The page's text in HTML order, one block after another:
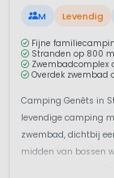
M Levendig
Fijne
Stranden op 800
Zwembadcomplex
Overdek
Camping Genêts in
levendige camping
zwembad, dichtbij
midden van bossen